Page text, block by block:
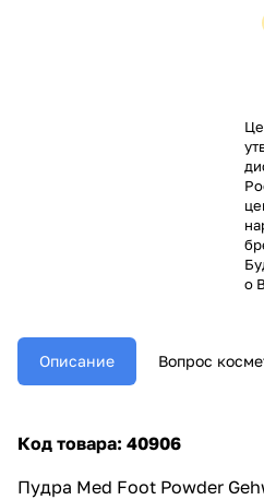
о
Описание Вопрос
Код товара: 40906
Пудра Med Foot Powder